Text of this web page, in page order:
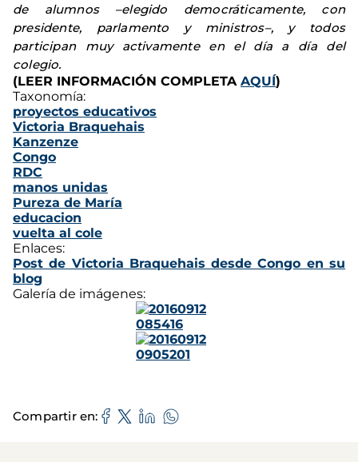
de alumnos –elegido democráticamente, con
presidente, parlamento y ministros–, y todos
participan muy activamente en el día a día del
colegio.
(LEER INFORMACIÓN COMPLETA AQUÍ)
Taxonomía:
proyectos educativos
Victoria Braquehais
Kanzenze
Congo
RDC
manos unidas
Pureza de María
educacion
vuelta al cole
Enlaces:
Post de Victoria Braquehais desde Congo en su
blog
Galería de imágenes:
Compartir en